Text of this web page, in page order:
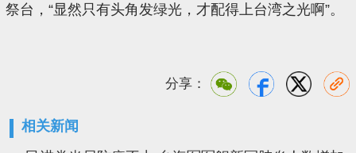
祭台，“显然只有头角发绿光，才配得上台湾之光啊”。
分享：
相关新闻